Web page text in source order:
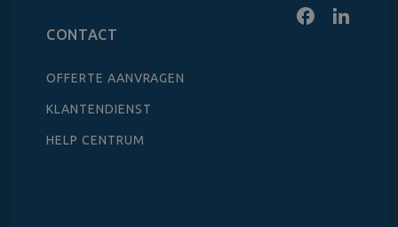
CONTACT
OFFERTE AANVRAGEN
KLANTENDIENST
HELP CENTRUM